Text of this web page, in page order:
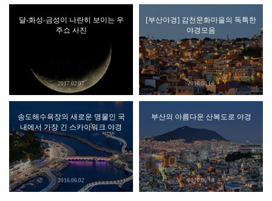
달-화성-금성이 나란히 보이는 우
주쇼 사진
2017.02.07
[부산야경] 감천문화마을의 독특한
야경모음
2016.08.16
송도해수욕장의 새로운 명물인 국
내에서 가장 긴 스카이워크 야경
2016.06.02
부산의 아름다운 산복도로 야경
2016.05.18